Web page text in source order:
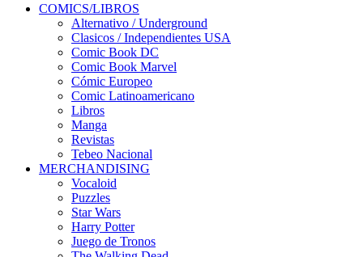
COMICS/LIBROS
Alternativo / Underground
Clasicos / Independientes USA
Comic Book DC
Comic Book Marvel
Cómic Europeo
Comic Latinoamericano
Libros
Manga
Revistas
Tebeo Nacional
MERCHANDISING
Vocaloid
Puzzles
Star Wars
Harry Potter
Juego de Tronos